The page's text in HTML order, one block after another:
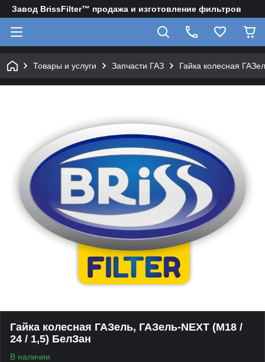
Завод BrissFilter™ продажа и изготовление фильтров
Товары и услуги Запчасти ГАЗ Гайка колесная
Гайка колесная ГАЗель, ГАЗель-NEXT (М18 /
24 / 1,5) БелЗан
В наличии